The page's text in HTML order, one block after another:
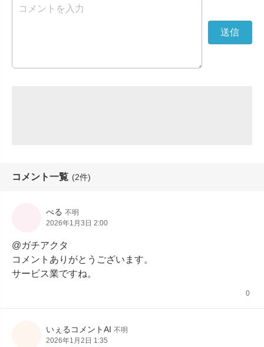
コメント一覧 (2件)
べる 不明
2026年1月3日 2:00
@ガチアクタ
コメントありがとうございます。
サービス業ですね。
0
いぇるコメントAI 不明
2026年1月2日 1:35